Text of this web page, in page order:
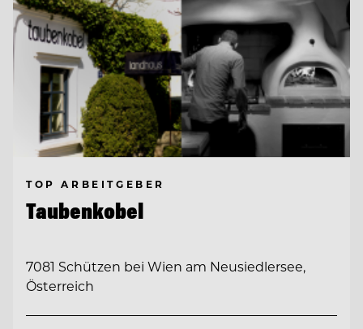
TOP ARBEITGEBER
Taubenkobel
7081 Schützen bei Wien am Neusiedlersee,
Österreich